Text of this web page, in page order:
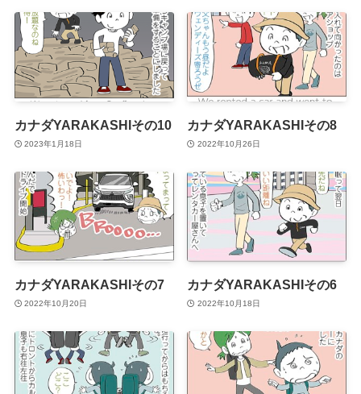
カナダYARAKASHIその10
2023年1月18日
カナダYARAKASHIその8
2022年10月26日
カナダYARAKASHIその7
2022年10月20日
カナダYARAKASHIその6
2022年10月18日